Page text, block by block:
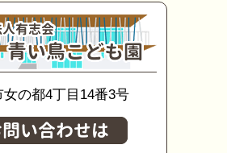
女の都4丁目14番3号